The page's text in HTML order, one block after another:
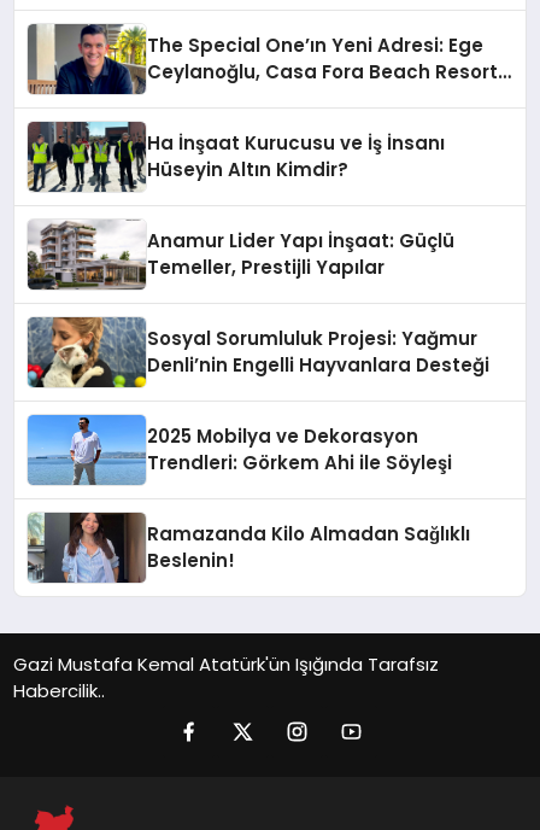
The Special One’ın Yeni Adresi: Ege
Ceylanoğlu, Casa Fora Beach Resort
Ha İnşaat Kurucusu ve İş İnsanı
Hüseyin Altın Kimdir?
Anamur Lider Yapı İnşaat: Güçlü
Temeller, Prestijli Yapılar
Sosyal Sorumluluk Projesi: Yağmur
Denli’nin Engelli Hayvanlara Desteği
2025 Mobilya ve Dekorasyon
Trendleri: Görkem Ahi ile Söyleşi
Ramazanda Kilo Almadan Sağlıklı
Beslenin!
Gazi Mustafa Kemal Atatürk'ün Işığında Tarafsız
Habercilik..